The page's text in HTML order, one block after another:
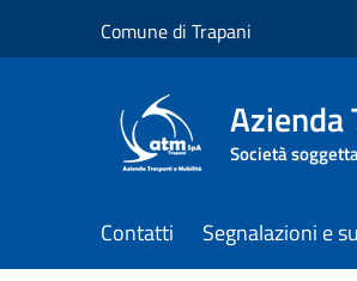
Comune di Trapani
Società
Contatti Segnalazioni e